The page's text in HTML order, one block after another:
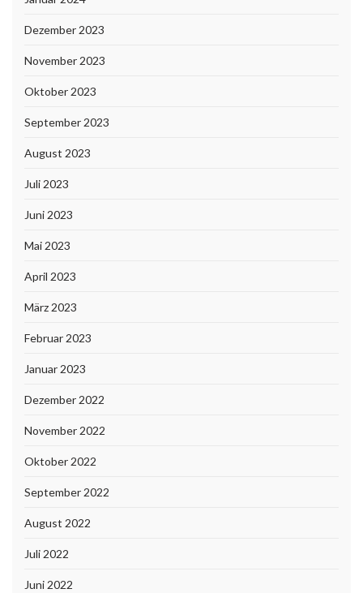
Dezember 2023
November 2023
Oktober 2023
September 2023
August 2023
Juli 2023
Juni 2023
Mai 2023
April 2023
März 2023
Februar 2023
Januar 2023
Dezember 2022
November 2022
Oktober 2022
September 2022
August 2022
Juli 2022
Juni 2022